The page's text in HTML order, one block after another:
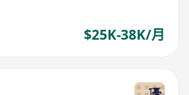
$25K-38K/月